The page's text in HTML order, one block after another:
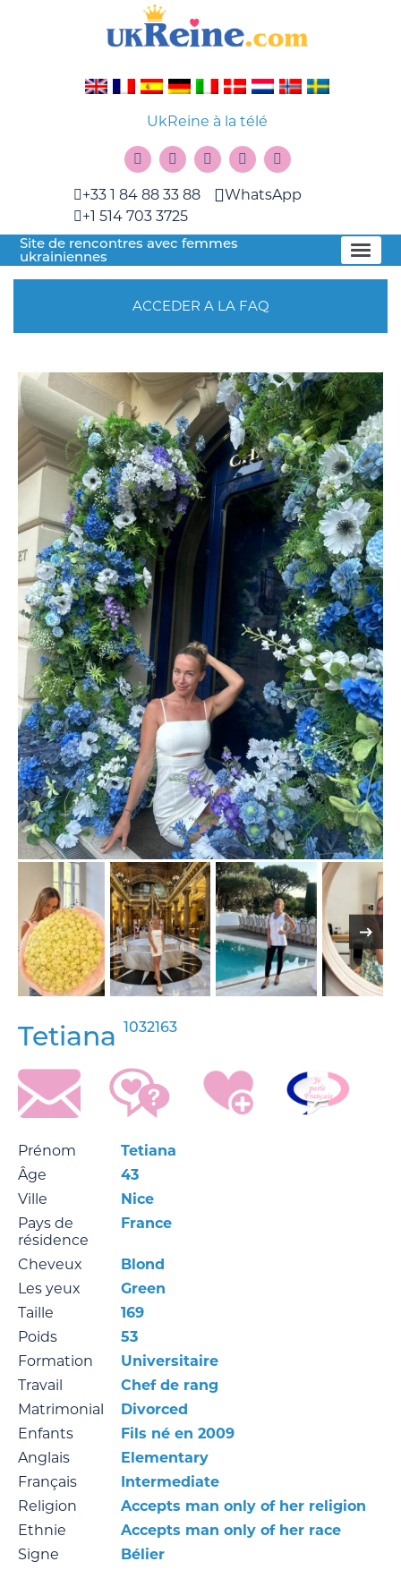
UkReine à la télé
+33 1 84 88 33 88
+1 514 703 3725
WhatsApp
Site de rencontres avec femmes
ukrainiennes
ACCEDER A LA FAQ
Tetiana 1032163
Prénom
Tetiana
Âge
43
Ville
Nice
Pays de
résidence
France
Cheveux
Blond
Les yeux
Green
Taille
169
Poids
53
Formation
Universitaire
Travail
Chef de rang
Matrimonial
Divorced
Enfants
Fils né en 2009
Anglais
Elementary
Français
Intermediate
Religion
Accepts man only of her religion
Ethnie
Accepts man only of her race
Signe
Bélier